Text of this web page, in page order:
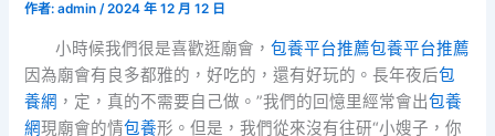
作者:admin/2024 年 12 月 12 日
小時候我們很是喜歡逛廟會，包養平台推薦包養平台推薦
因為廟會有良多都雅的，好吃的，還有好玩的。長年夜后包
養網 ，定，真的不需要自己做。”我們的回憶里經常會出包養
網現廟會的情包養形。但是，我們從來沒有往研“小嫂子，你